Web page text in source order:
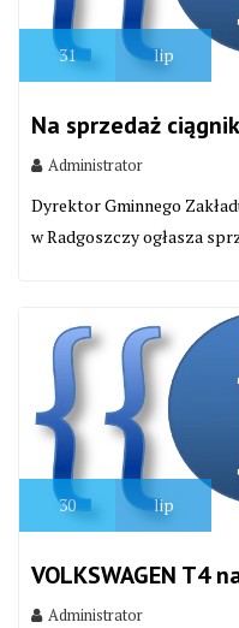
31 lip
Na sprzedaż
Administrator
Dyrektor Gminnego
w Radgoszczy ogłasza
30 lip
VOLKSWAGEN T4
Administrator